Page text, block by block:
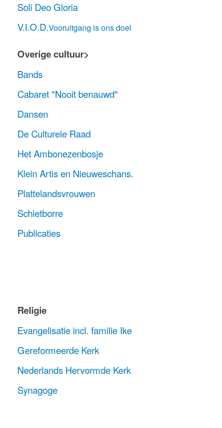
Soli Deo Gloria
V.I.O.D.Vooruitgang is ons doel
Overige cultuur>
Bands
Cabaret "Nooit benauwd"
Dansen
De Culturele Raad
Het Ambonezenbosje
Klein Artis en Nieuweschans.
Plattelandsvrouwen
Schietborre
Publicaties
Religie
Evangelisatie incl. familie Ike
Gereformeerde Kerk
Nederlands Hervormde Kerk
Synagoge